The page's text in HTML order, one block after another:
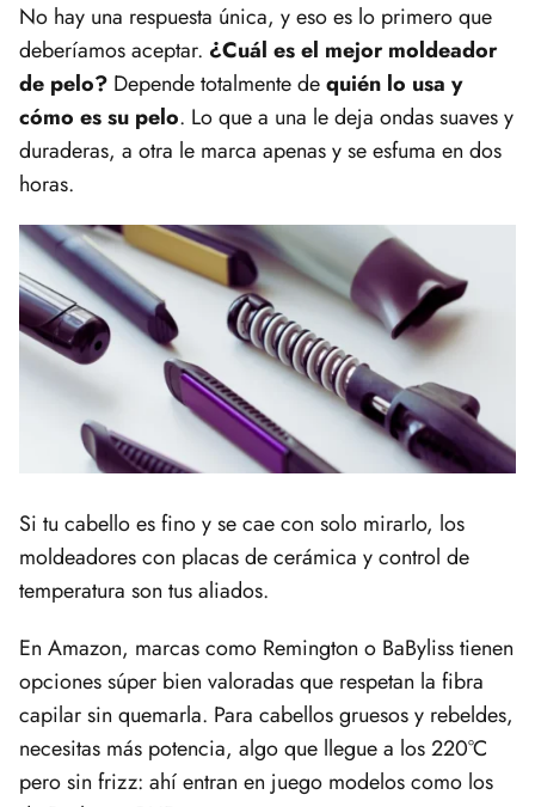
No hay una respuesta única, y eso es lo primero que
deberíamos aceptar. ¿Cuál es el mejor moldeador
de pelo? Depende totalmente dequién lo usa y
cómo es su pelo. Lo que a una le deja ondas suaves y
duraderas, a otra le marca apenas y se esfuma en dos
horas.
Si tu cabello es fino y se cae con solo mirarlo, los
moldeadores con placas de cerámica y control de
temperatura son tus aliados.
En Amazon, marcas como Remington o BaByliss tienen
opciones súper bien valoradas que respetan la fibra
capilar sin quemarla. Para cabellos gruesos y rebeldes,
necesitas más potencia, algo que llegue a los 220°C
pero sin frizz: ahí entran en juego modelos como los